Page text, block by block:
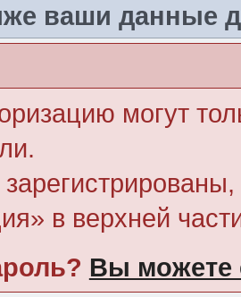
ваши данные
могут
в верхней
Вы можете